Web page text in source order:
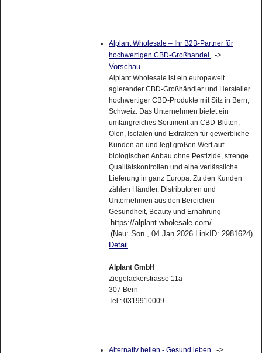
Alplant Wholesale – Ihr B2B-Partner für
hochwertigen CBD-Großhandel
->
Vorschau
Alplant Wholesale ist ein europaweit
agierender CBD-Großhändler und Hersteller
hochwertiger CBD-Produkte mit Sitz in Bern,
Schweiz. Das Unternehmen bietet ein
umfangreiches Sortiment an CBD-Blüten,
Ölen, Isolaten und Extrakten für gewerbliche
Kunden an und legt großen Wert auf
biologischen Anbau ohne Pestizide, strenge
Qualitätskontrollen und eine verlässliche
Lieferung in ganz Europa. Zu den Kunden
zählen Händler, Distributoren und
Unternehmen aus den Bereichen
Gesundheit, Beauty und Ernährung
https://alplant-wholesale.com/
(Neu: Son , 04.Jan 2026 LinkID: 2981624)
Detail
Alplant GmbH
Ziegelackerstrasse 11a
307 Bern
Tel.: 0319910009
Alternativ heilen - Gesund leben
->